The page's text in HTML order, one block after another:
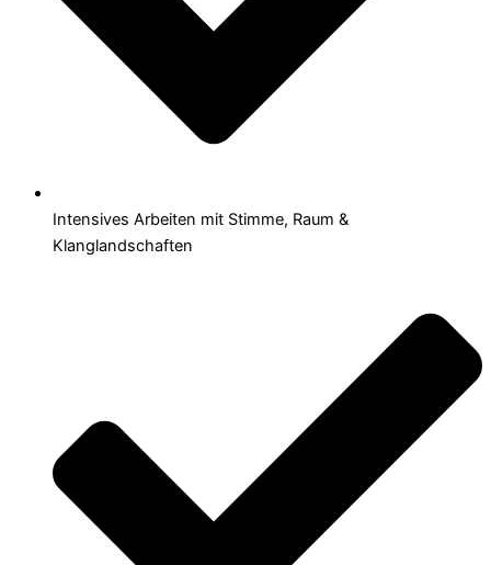
Intensives Arbeiten mit Stimme, Raum &
Klanglandschaften